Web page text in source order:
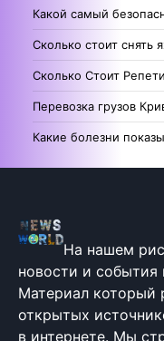
Какой самый
Сколько стоит снять
Сколько Стоит
Перевозка грузов
Какие болезни
На нашем
новости и
Материал который
открытых
в интернете. Мы